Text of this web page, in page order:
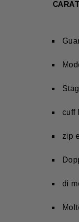
cuff
zip
di